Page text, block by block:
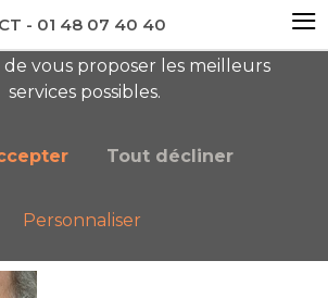
newsletter AC
auteurs Gérard OSTERMANN
de vous proposer les meilleurs
services possibles.
Tout décliner
Personnaliser
- 01 48 07 40 40 ≡